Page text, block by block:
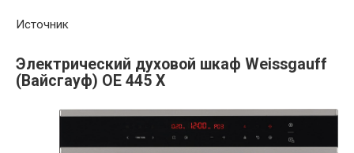
Источник
Электрический духовой шкаф Weissgauff
(Вайсгауф) OE 445 X